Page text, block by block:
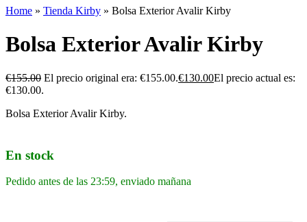
Home » Tienda Kirby » Bolsa Exterior Avalir Kirby
Bolsa Exterior Avalir Kirby
€155.00 El precio original era: €155.00.€130.00El precio actual es:
€130.00.
Bolsa Exterior Avalir Kirby.
En stock
Pedido antes de las 23:59, enviado mañana